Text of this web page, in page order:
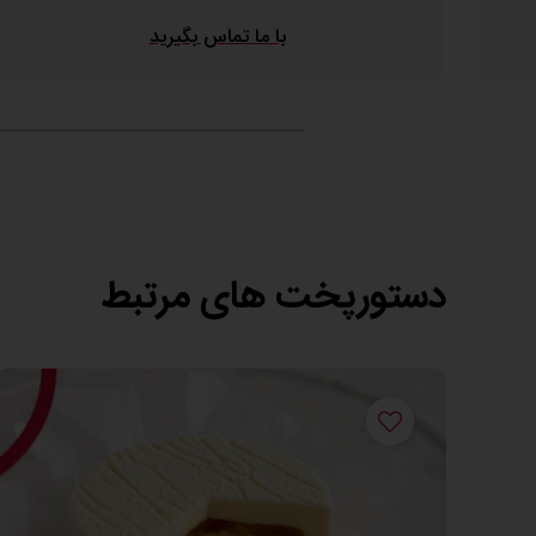
با ما تماس بگیرید
دستورپخت های مرتبط